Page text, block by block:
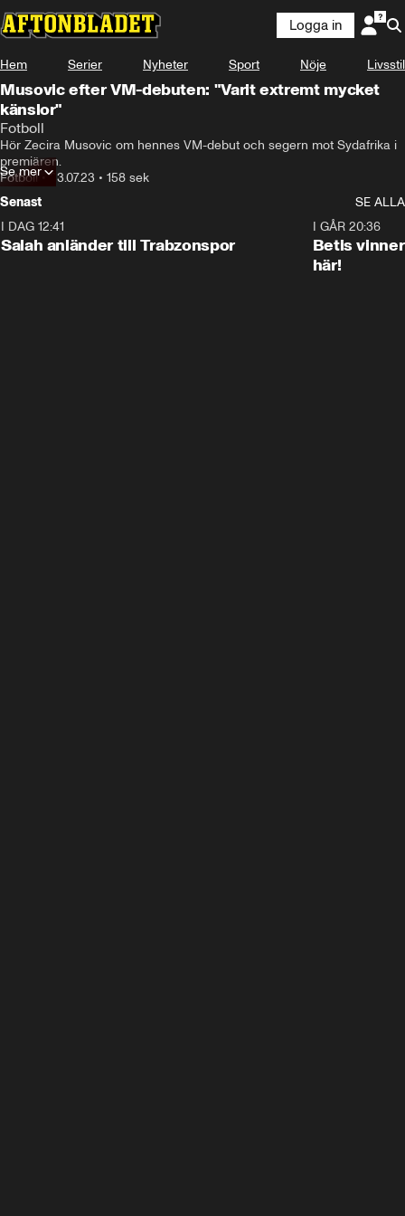
Logga in
Hem Serier Nyheter Sport Nöje Livsstil
Musovic efter VM-debuten: "Varit extremt mycket
känslor"
Fotboll
Hör Zecira Musovic om hennes VM-debut och segern mot Sydafrika i
premiären.
Fotboll•23.07.23 • 158 sek
Se mer
Senast
SE ALLA
I DAG 12:41
Salah anländer till Trabzonspor
I GÅR 20:36
Betis
här!